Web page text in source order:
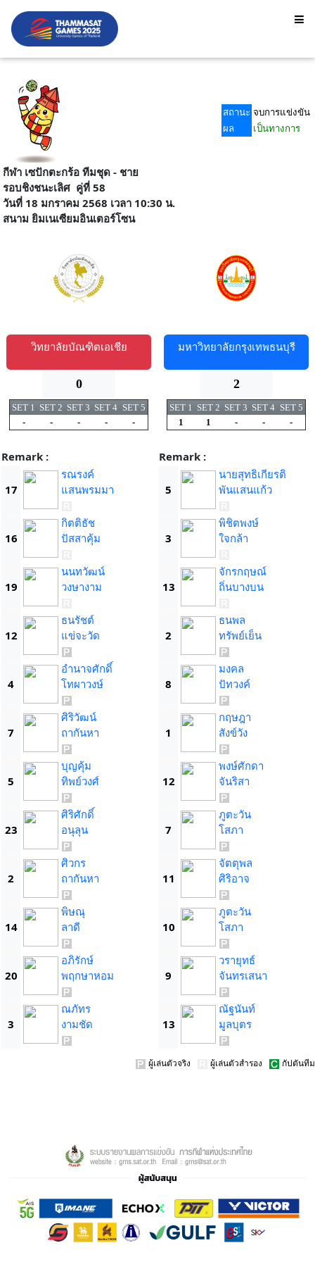
สถานะ จบการแข่งขัน
ผล
เป็นทางการ
กีฬา เซปักตะกร้อ ทีมชุด - ชาย
รอบชิงชนะเลิศคู่ที่ 58
วันที่ 18 มกราคม 2568 เวลา 10:30 น.
สนาม ยิมเนเซียมอินเตอร์โซน
วิทยาลัยบัณฑิตเอเชีย
0
SET 1 SET 2 SET 3 SET 4 SET 5
-
- - - -
Remark :
17
รณรงค์
แสนพรมมา
16
กิตติธัช
ปัสสาคุ้ม
19
นนทวัฒน์
วงษางาม
12
ธนรัชต์
แข่จะวัด
4
อำนาจศักดิ์
โทผาวงษ์
7
ศิริวัฒน์
ถากันหา
5
บุญคุ้ม
ทิพย์วงศ์
23
ศิริศักดิ์
อนุลุน
2
ศิวกร
ถากันหา
14
พิษณุ
ลาดี
20
อภิรักษ์
พฤกษาหอม
3
ณภัทร
งามชัด
มหาวิทยาลัยกรุงเทพธนบุรี
2
SET 1 SET 2 SET 3 SET 4 SET 5
1
1 - - -
Remark :
5
นายสุทธิเกียรติ
พันแสนแก้ว
3
พิชิตพงษ์
ใจกล้า
13
จักรกฤษณ์
ถิ่นบางบน
2
ธนพล
ทรัพย์เย็น
8
มงคล
ปัทวงค์
1
กฤษฎา
สังข์วัง
12
พงษ์ศักดา
จันริสา
7
ภูตะวัน
โสภา
11
จัตตุพล
ศิริอาจ
10
ภูตะวัน
โสภา
9
วรายุทธ์
จันทรเสนา
13
ณัฐนันท์
มูลบุตร
ผู้เล่นตัวจริง ผู้เล่นตัวสำรอง กัปตันทีม